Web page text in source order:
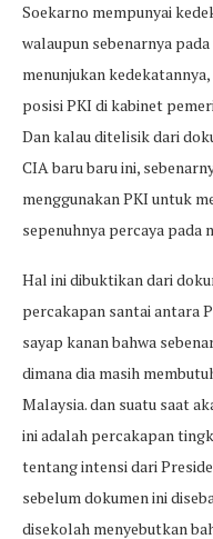
Soekarno mempunyai
walaupun sebenarnya
menunjukan
posisi PKI di kabinet
Dan kalau ditelisik dari
CIA baru baru ini,
menggunakan PKI untuk
sepenuhnya percaya pada
Hal ini dibuktikan dari
percakapan santai antara
sayap kanan bahwa
dimana dia masih
Malaysia. dan suatu saat
ini adalah percakapan
tentang intensi dari
sebelum dokumen ini
disekolah menyebutkan